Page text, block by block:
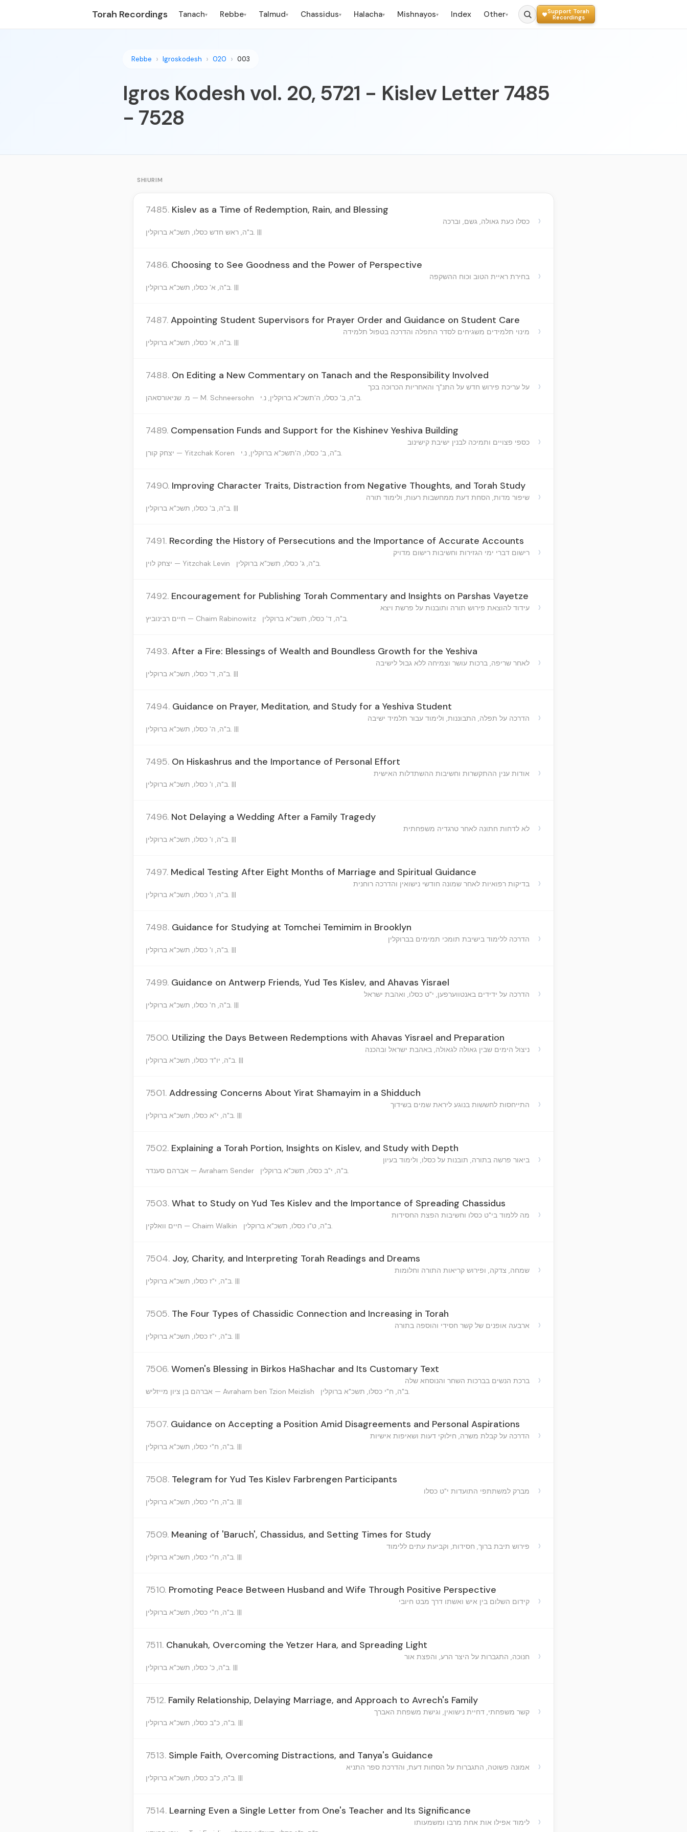
Torah Recordings Tanach▾ Rebbe▾ Talmud▾ Chassidus▾ Halacha▾ Mishnayos▾ Index Other▾
Support Torah
Recordings
Rebbe Igroskodesh 020 003
Igros Kodesh vol. 20, 5721 - Kislev Letter 7485
- 7528
SHIURIM
7485. Kislev as a Time of Redemption, Rain, and Blessing
כסלו כעת גאולה, גשם, וברכה
ב"ה, ראש חדש כסלו, תשכ"א ברוקלין. |||
›
7486. Choosing to See Goodness and the Power of Perspective
בחירת ראיית הטוב וכוח ההשקפה
ב"ה, א' כסלו, תשכ"א ברוקלין. |||
›
7487. Appointing Student Supervisors for Prayer Order and Guidance on Student Care
מינוי תלמידים משגיחים לסדר התפלה והדרכה בטפול תלמידה
ב"ה, א' כסלו, תשכ"א ברוקלין. |||
›
7488. On Editing a New Commentary on Tanach and the Responsibility Involved
על עריכת פירוש חדש על התנ"ך והאחריות הכרוכה בכך
מ. שניאורסאהן — M. Schneersohn
ב"ה, ב' כסלו, ה'תשכ"א ברוקלין, נ.י.
›
7489. Compensation Funds and Support for the Kishinev Yeshiva Building
כספי פצויים ותמיכה לבנין ישיבת קישינוב
יצחק קורן — Yitzchak Koren
ב"ה, ב' כסלו, ה'תשכ"א ברוקלין, נ.י.
›
7490. Improving Character Traits, Distraction from Negative Thoughts, and Torah Study
שיפור מדות, הסחת דעת ממחשבות רעות, ולימוד תורה
ב"ה, ב' כסלו, תשכ"א ברוקלין. |||
›
7491. Recording the History of Persecutions and the Importance of Accurate Accounts
רישום דברי ימי הגזירות וחשיבות רישום מדויק
יצחק לוין — Yitzchak Levin
ב"ה, ג' כסלו, תשכ"א ברוקלין.
›
7492. Encouragement for Publishing Torah Commentary and Insights on Parshas Vayetze
עידוד להוצאת פירוש תורה ותובנות על פרשת ויצא
חיים רבינוביץ — Chaim Rabinowitz
ב"ה, ד' כסלו, תשכ"א ברוקלין.
›
7493. After a Fire: Blessings of Wealth and Boundless Growth for the Yeshiva
לאחר שריפה, ברכות עושר וצמיחה ללא גבול לישיבה
ב"ה, ד' כסלו, תשכ"א ברוקלין. |||
›
7494. Guidance on Prayer, Meditation, and Study for a Yeshiva Student
הדרכה על תפלה, התבוננות, ולימוד עבור תלמיד ישיבה
ב"ה, ה' כסלו, תשכ"א ברוקלין. |||
›
7495. On Hiskashrus and the Importance of Personal Effort
אודות ענין ההתקשרות וחשיבות ההשתדלות האישית
ב"ה, ו' כסלו, תשכ"א ברוקלין. |||
›
7496. Not Delaying a Wedding After a Family Tragedy
לא לדחות חתונה לאחר טרגדיה משפחתית
ב"ה, ו' כסלו, תשכ"א ברוקלין. |||
›
7497. Medical Testing After Eight Months of Marriage and Spiritual Guidance
בדיקות רפואיות לאחר שמונה חודשי נישואין והדרכה רוחנית
ב"ה, ו' כסלו, תשכ"א ברוקלין. |||
›
7498. Guidance for Studying at Tomchei Temimim in Brooklyn
הדרכה ללימוד בישיבת תומכי תמימים בברוקלין
ב"ה, ו' כסלו, תשכ"א ברוקלין. |||
›
7499. Guidance on Antwerp Friends, Yud Tes Kislev, and Ahavas Yisrael
הדרכה על ידידים באנטווערפען, י"ט כסלו, ואהבת ישראל
ב"ה, ח' כסלו, תשכ"א ברוקלין. |||
›
7500. Utilizing the Days Between Redemptions with Ahavas Yisrael and Preparation
ניצול הימים שבין גאולה לגאולה, באהבת ישראל ובהכנה
ב"ה, יו"ד כסלו, תשכ"א ברוקלין. |||
›
7501. Addressing Concerns About Yirat Shamayim in a Shidduch
התייחסות לחששות בנוגע ליראת שמים בשידוך
ב"ה, י"א כסלו, תשכ"א ברוקלין. |||
›
7502. Explaining a Torah Portion, Insights on Kislev, and Study with Depth
ביאור פרשה בתורה, תובנות על כסלו, ולימוד בעיון
אברהם סענדר — Avraham Sender
ב"ה, י"ב כסלו, תשכ"א ברוקלין.
›
7503. What to Study on Yud Tes Kislev and the Importance of Spreading Chassidus
מה ללמוד בי"ט כסלו וחשיבות הפצת החסידות
חיים וואלקין — Chaim Walkin
ב"ה, ט"ו כסלו, תשכ"א ברוקלין.
›
7504. Joy, Charity, and Interpreting Torah Readings and Dreams
שמחה, צדקה, ופירוש קריאות התורה וחלומות
ב"ה, י"ז כסלו, תשכ"א ברוקלין. |||
›
7505. The Four Types of Chassidic Connection and Increasing in Torah
ארבעה אופנים של קשר חסידי והוספה בתורה
ב"ה, י"ז כסלו, תשכ"א ברוקלין. |||
›
7506. Women's Blessing in Birkos HaShachar and Its Customary Text
ברכת הנשים בברכות השחר והנוסחא שלה
אברהם בן ציון מייזליש — Avraham ben Tzion Meizlish
ב"ה, ח"י כסלו, תשכ"א ברוקלין.
›
7507. Guidance on Accepting a Position Amid Disagreements and Personal Aspirations
הדרכה על קבלת משרה, חילוקי דעות ושאיפות אישיות
ב"ה, ח"י כסלו, תשכ"א ברוקלין. |||
›
7508. Telegram for Yud Tes Kislev Farbrengen Participants
מברק למשתתפי התועדות י"ט כסלו
ב"ה, ח"י כסלו, תשכ"א ברוקלין. |||
›
7509. Meaning of 'Baruch', Chassidus, and Setting Times for Study
פירוש תיבת ברוך, חסידות, וקביעת עתים ללימוד
ב"ה, ח"י כסלו, תשכ"א ברוקלין. |||
›
7510. Promoting Peace Between Husband and Wife Through Positive Perspective
קידום השלום בין איש ואשתו דרך מבט חיובי
ב"ה, ח"י כסלו, תשכ"א ברוקלין. |||
›
7511. Chanukah, Overcoming the Yetzer Hara, and Spreading Light
חנוכה, התגברות על היצר הרע, והפצת אור
ב"ה, כ' כסלו, תשכ"א ברוקלין. |||
›
7512. Family Relationship, Delaying Marriage, and Approach to Avrech's Family
קשר משפחתי, דחיית נישואין, וגישת משפחת האברך
ב"ה, כ"ב כסלו, תשכ"א ברוקלין. |||
›
7513. Simple Faith, Overcoming Distractions, and Tanya's Guidance
אמונה פשוטה, התגברות על הסחות דעת, והדרכת ספר התניא
ב"ה, כ"ב כסלו, תשכ"א ברוקלין. |||
›
7514. Learning Even a Single Letter from One's Teacher and Its Significance
לימוד אפילו אות אחת מרבו ומשמעותו
›